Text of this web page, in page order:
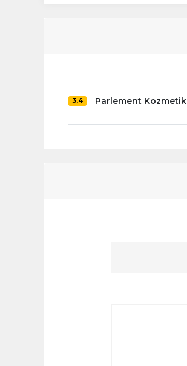
3,4 Parlement Kozmetik